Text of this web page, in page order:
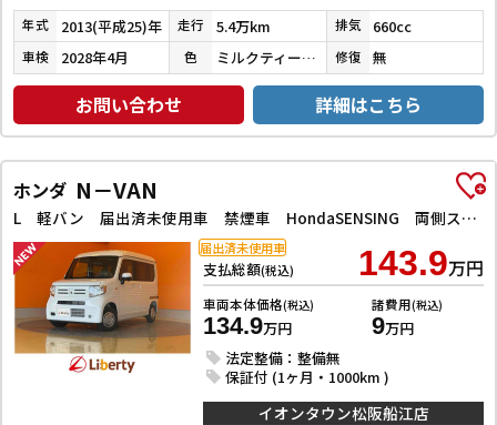
年式 2013(平成25)年 走行 5.4万km 排気 660cc
車検 2028年4月 色 ミルクティーベージュメタリック 修復 無
お問い合わせ 詳細はこちら
ホンダ N－VAN
L 軽バン 届出済未使用車 禁煙車 HondaSENSING 両側スライドドア アダプティブクルーズコントロール 障害物センサー オートエアコン ステアリングスイッチンドウ
支払総額(税込) 143.9万円
車両本体価格(税込)
134.9万円
諸費用(税込)
9万円
法定整備：整備無
保証付 (1ヶ月・1000km )
届出済未使用車
イオンタウン松阪船江店